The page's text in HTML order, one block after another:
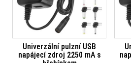
Univerzální pulzní USB
napájecí zdroj 2250 mA s